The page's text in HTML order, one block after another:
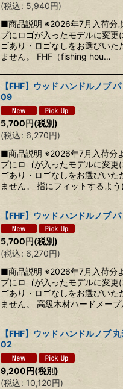
(税込: 5,940円)
■商品説明 ※2026年7月入荷分
プにロゴが入ったモデルに変更
ゴあり・ロゴなしをお選びいた
ません。 FHF（fishing hou…
【FHF】ウッド ハンドルノブ
09
5,700円(税別)
(税込: 6,270円)
■商品説明 ※2026年7月入荷分
プにロゴが入ったモデルに変更
ゴあり・ロゴなしをお選びいた
ません。 指にフィットするよ
【FHF】ウッド ハンドルノブ
5,700円(税別)
(税込: 6,270円)
■商品説明 ※2026年7月入荷分
プにロゴが入ったモデルに変更
ゴあり・ロゴなしをお選びいた
ません。 高級木材ハードメー
【FHF】ウッド ハンドルノブ
02
9,200円(税別)
(税込: 10,120円)